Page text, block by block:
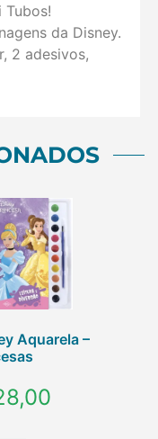
Tubos!
da Disney.
2 adesivos,
Aquarela –